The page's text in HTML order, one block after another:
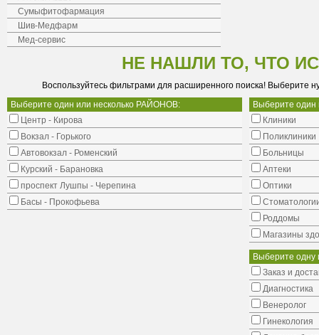
Сумыфитофармация
Шив-Медфарм
Мед-сервис
НЕ НАШЛИ ТО, ЧТО
Воспользуйтесь фильтрами для расширенного поиска! Выберите
Выберите один или несколько РАЙОНОВ:
Центр - Кирова
Вокзал - Горького
Автовокзал - Роменский
Курский - Барановка
проспект Лушпы - Черепина
Басы - Прокофьева
Выберите
Клиники
Поликлиники
Больницы
Аптеки
Оптики
Роддомы
Магазины
Выберите одну
Заказ и
Диагностика
Венеролог
Гинекология